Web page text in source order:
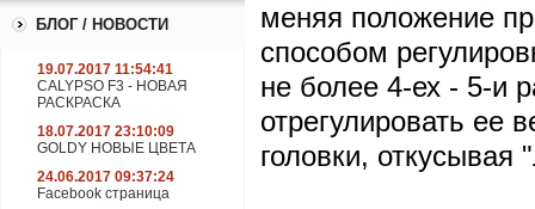
БЛОГ / НОВОСТИ
19.07.2017 11:54:41
CALYPSO F3 - НОВАЯ
РАСКРАСКА
18.07.2017 23:10:09
GOLDY НОВЫЕ ЦВЕТА
24.06.2017 09:37:24
Facebook страница
меняя положение
способом
не более 4-ех - 5-и
отрегулировать ее
головки, откусывая